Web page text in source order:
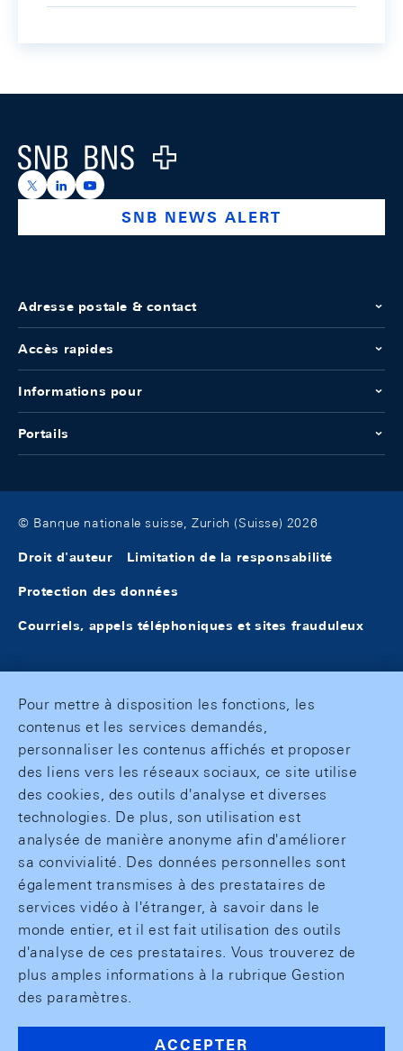
Logo
https://x.com/snb_bns
https://ch.linkedin.com/company/swiss-national-
https://www.youtube.com/@swissnationalbank
SNB NEWS ALERT
Adresse postale & contact
Accès rapides
Informations pour
Portails
© Banque nationale suisse, Zurich (Suisse) 2026
Droit d'auteur Limitation de la responsabilité
Protection des données
Courriels, appels téléphoniques et sites frauduleux
Pour mettre à disposition les fonctions, les
contenus et les services demandés,
personnaliser les contenus affichés et proposer
des liens vers les réseaux sociaux, ce site utilise
des cookies, des outils d'analyse et diverses
technologies. De plus, son utilisation est
analysée de manière anonyme afin d'améliorer
sa convivialité. Des données personnelles sont
également transmises à des prestataires de
services vidéo à l'étranger, à savoir dans le
monde entier, et il est fait utilisation des outils
d'analyse de ces prestataires. Vous trouverez de
plus amples informations à la rubrique Gestion
des paramètres.
ACCEPTER